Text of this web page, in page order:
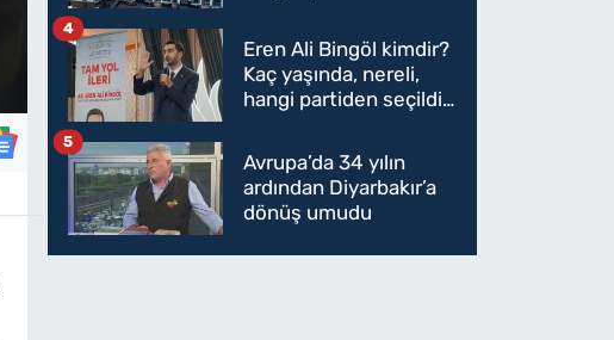
Eren Ali Bingöl kimdir?
Kaç yaşında, nereli,
hangi partiden seçildi?
Parti'ye mi geçecek?
4
Avrupa’da 34 yılın
ardından Diyarbakır’a
dönüş umudu
5